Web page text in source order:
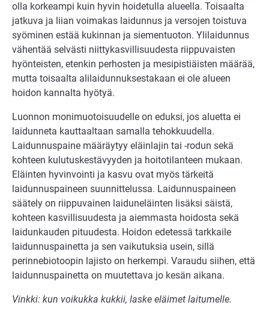
olla korkeampi kuin hyvin hoidetulla alueella. Toisaalta
jatkuva ja liian voimakas laidunnus ja versojen toistuva
syöminen estää kukinnan ja siementuoton. Ylilaidunnus
vähentää selvästi niittykasvillisuudesta riippuvaisten
hyönteisten, etenkin perhosten ja mesipistiäisten määrää,
mutta toisaalta alilaidunnuksestakaan ei ole alueen
hoidon kannalta hyötyä.
Luonnon monimuotoisuudelle on eduksi, jos aluetta ei
laidunneta kauttaaltaan samalla tehokkuudella.
Laidunnuspaine määräytyy eläinlajin tai -rodun sekä
kohteen kulutuskestävyyden ja hoitotilanteen mukaan.
Eläinten hyvinvointi ja kasvu ovat myös tärkeitä
laidunnuspaineen suunnittelussa. Laidunnuspaineen
säätely on riippuvainen laiduneläinten lisäksi säistä,
kohteen kasvillisuudesta ja aiemmasta hoidosta sekä
laidunkauden pituudesta. Hoidon edetessä tarkkaile
laidunnuspainetta ja sen vaikutuksia usein, sillä
perinnebiotoopin lajisto on herkempi. Varaudu siihen, että
laidunnuspainetta on muutettava jo kesän aikana.
Vinkki: kun voikukka kukkii, laske eläimet laitumelle.